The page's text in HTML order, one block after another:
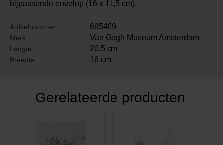
bijpassende envelop (16 x 11,5 cm).
Artikelnummer: 695489
Merk: Van Gogh Museum Amsterdam
Lengte: 20.5 cm
Breedte: 16 cm
Gerelateerde producten